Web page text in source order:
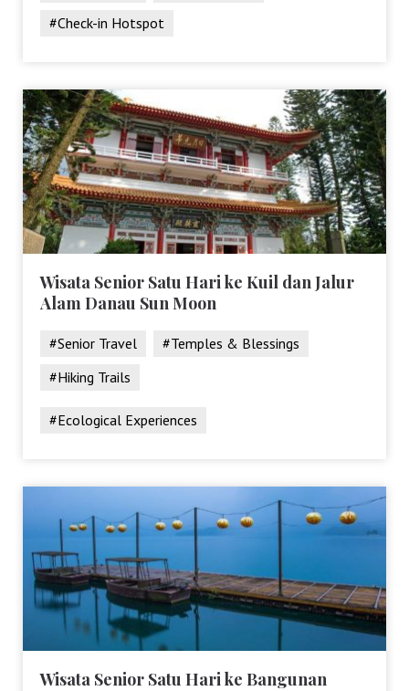
#Check-in Hotspot
Wisata Senior Satu Hari ke Kuil dan Jalur
Alam Danau Sun Moon
#Senior Travel
#Temples & Blessings
#Hiking Trails
#Ecological Experiences
Wisata Senior Satu Hari ke Bangunan